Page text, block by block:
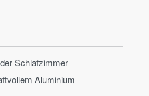
Schlafzimmer
Aluminium